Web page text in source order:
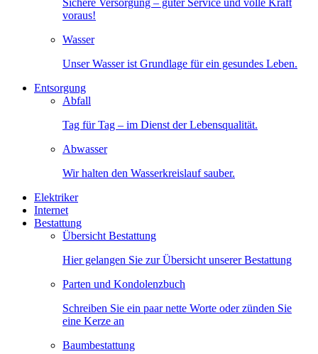
Sichere Versorgung – guter Service und volle Kraft
voraus!
Wasser
Unser Wasser ist Grundlage für ein gesundes Leben.
Entsorgung
Abfall
Tag für Tag – im Dienst der Lebensqualität.
Abwasser
Wir halten den Wasserkreislauf sauber.
Elektriker
Internet
Bestattung
Übersicht Bestattung
Hier gelangen Sie zur Übersicht unserer Bestattung
Parten und Kondolenzbuch
Schreiben Sie ein paar nette Worte oder zünden Sie
eine Kerze an
Baumbestattung